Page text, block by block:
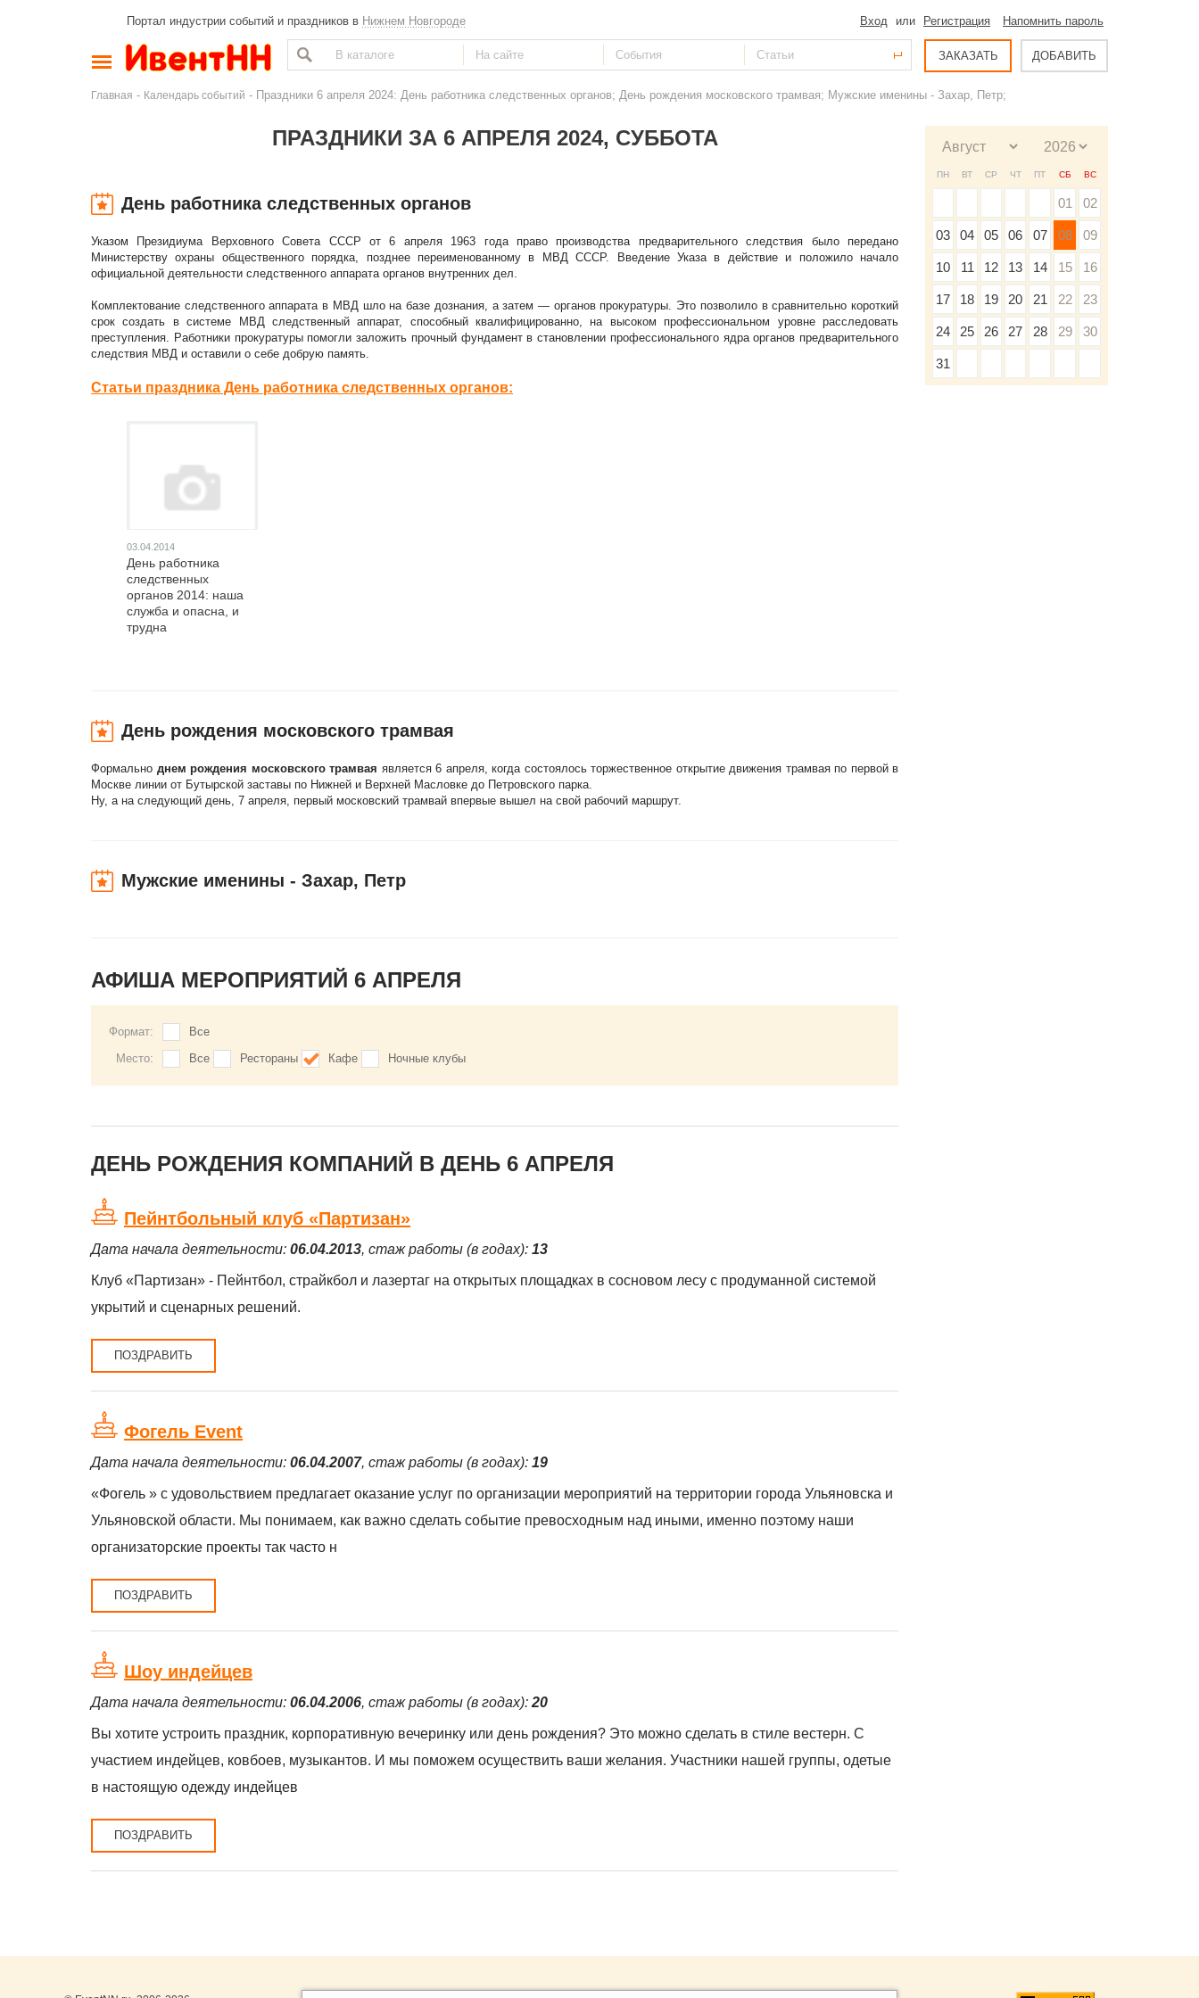
Портал индустрии событий и праздников в Нижнем Новгороде Вход или Регистрация Напомнить пароль
ЗАКАЗАТЬ ДОБАВИТЬ
Главная - Календарь событий - Праздники 6 апреля 2024: День работника следственных органов; День рождения московского трамвая; Мужские именины - Захар, Петр;
ПРАЗДНИКИ ЗА 6 АПРЕЛЯ 2024, СУББОТА
День работника следственных органов
Указом Президиума Верховного Совета СССР от 6 апреля 1963 года право производства предварительного следствия было передано
Министерству охраны общественного порядка, позднее переименованному в МВД СССР. Введение Указа в действие и положило начало
официальной деятельности следственного аппарата органов внутренних дел.
Комплектование следственного аппарата в МВД шло на базе дознания, а затем — органов прокуратуры. Это позволило в сравнительно короткий
срок создать в системе МВД следственный аппарат, способный квалифицированно, на высоком профессиональном уровне расследовать
преступления. Работники прокуратуры помогли заложить прочный фундамент в становлении профессионального ядра органов предварительного
следствия МВД и оставили о себе добрую память.
Статьи праздника День работника следственных органов:
03.04.2014
День работника
следственных
органов 2014: наша
служба и опасна, и
трудна
День рождения московского трамвая
Формально днем рождения московского трамвая является 6 апреля, когда состоялось торжественное открытие движения трамвая по первой в
Москве линии от Бутырской заставы по Нижней и Верхней Масловке до Петровского парка.
Ну, а на следующий день, 7 апреля, первый московский трамвай впервые вышел на свой рабочий маршрут.
Мужские именины - Захар, Петр
АФИША МЕРОПРИЯТИЙ 6 АПРЕЛЯ
Формат:
Все
Место:
Все Рестораны Кафе Ночные клубы
ДЕНЬ РОЖДЕНИЯ КОМПАНИЙ В ДЕНЬ 6 АПРЕЛЯ
Пейнтбольный клуб «Партизан»
Дата начала деятельности: 06.04.2013, стаж работы (в годах): 13
Клуб «Партизан» - Пейнтбол, страйкбол и лазертаг на открытых площадках в сосновом лесу с продуманной системой
укрытий и сценарных решений.
ПОЗДРАВИТЬ
Фогель Event
Дата начала деятельности: 06.04.2007, стаж работы (в годах): 19
«Фогель » с удовольствием предлагает оказание услуг по организации мероприятий на территории города Ульяновска и
Ульяновской области. Мы понимаем, как важно сделать событие превосходным над иными, именно поэтому наши
организаторские проекты так часто н
ПОЗДРАВИТЬ
Шоу индейцев
Дата начала деятельности: 06.04.2006, стаж работы (в годах): 20
Вы хотите устроить праздник, корпоративную вечеринку или день рождения? Это можно сделать в стиле вестерн. С
участием индейцев, ковбоев, музыкантов. И мы поможем осуществить ваши желания. Участники нашей группы, одетые
в настоящую одежду индейцев
ПОЗДРАВИТЬ
ПН ВТ СР ЧТ ПТ СБ ВС
01 02
03 04 05 06 07 08 09
10 11 12 13 14 15 16
17 18 19 20 21 22 23
24 25 26 27 28 29 30
31